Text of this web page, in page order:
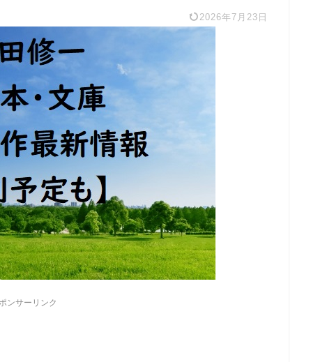
2026年7月23日
ンサーリンク